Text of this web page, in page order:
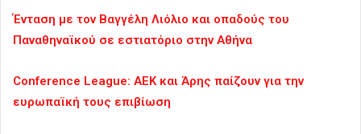
Ένταση με τον Βαγγέλη Λιόλιο και οπαδούς του
Παναθηναϊκού σε εστιατόριο στην Αθήνα
Conference League: ΑΕΚ και Άρης παίζουν για την
ευρωπαϊκή τους επιβίωση